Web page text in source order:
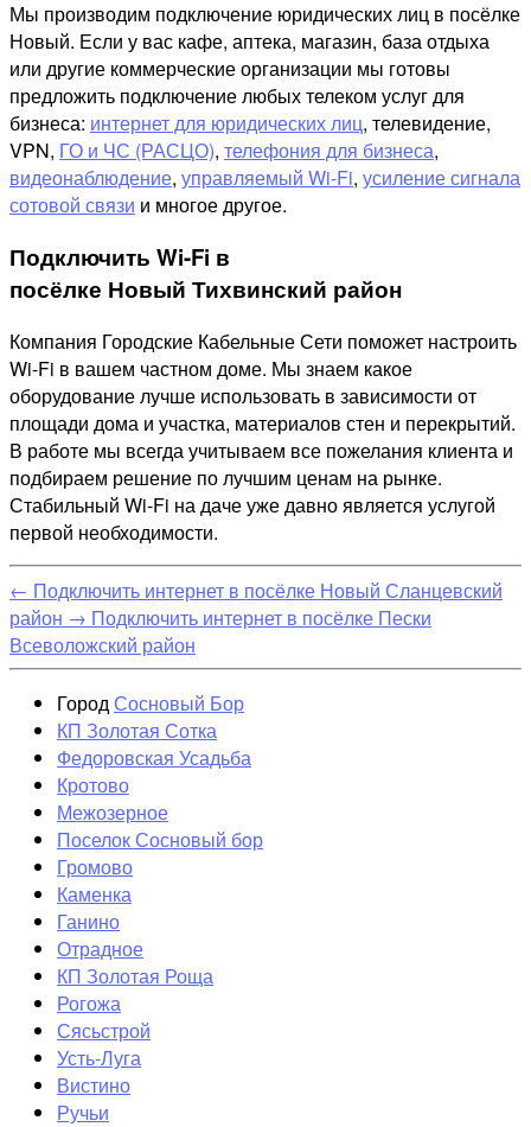
Мы производим подключение юридических лиц в посёлке
Новый. Если у вас кафе, аптека, магазин, база отдыха
или другие коммерческие организации мы готовы
предложить подключение любых телеком услуг для
бизнеса: интернет для юридических лиц, телевидение,
VPN, ГО и ЧС (РАСЦО), телефония для бизнеса,
видеонаблюдение, управляемый Wi-Fi, усиление сигнала
сотовой связи и многое другое.
Подключить Wi-Fi в
посёлке Новый Тихвинский район
Компания Городские Кабельные Сети поможет настроить
Wi-Fi в вашем частном доме. Мы знаем какое
оборудование лучше использовать в зависимости от
площади дома и участка, материалов стен и перекрытий.
В работе мы всегда учитываем все пожелания клиента и
подбираем решение по лучшим ценам на рынке.
Стабильный Wi-Fi на даче уже давно является услугой
первой необходимости.
← Подключить интернет в посёлке Новый Сланцевский
район → Подключить интернет в посёлке Пески
Всеволожский район
ГородСосновый Бор
КП Золотая Сотка
Федоровская Усадьба
Кротово
Межозерное
Поселок Сосновый бор
Громово
Каменка
Ганино
Отрадное
КП Золотая Роща
Рогожа
Сясьстрой
Усть-Луга
Вистино
Ручьи